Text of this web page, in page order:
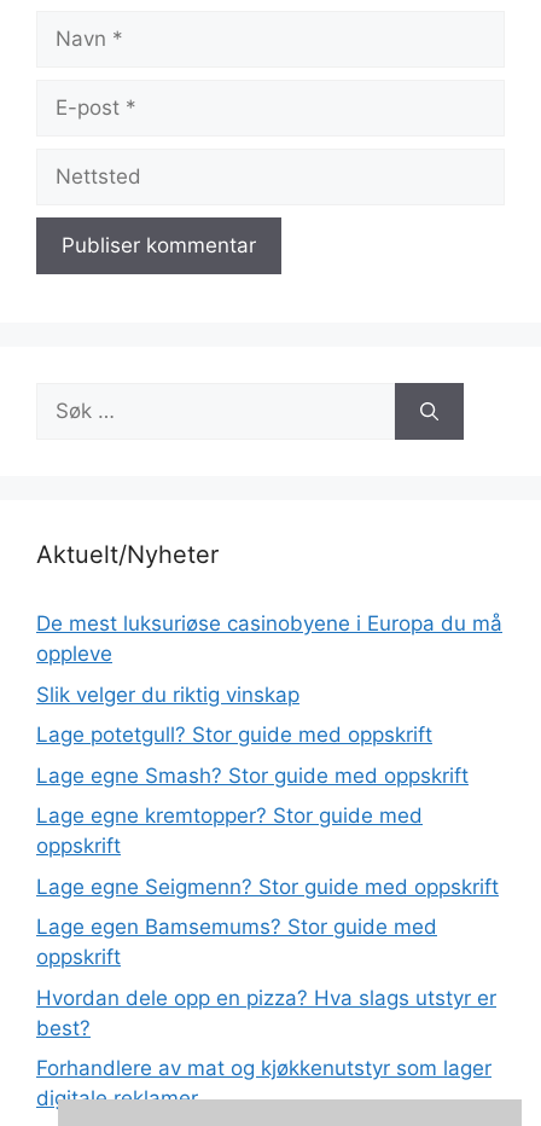
Navn
Nettsted
Søk
etter:
Aktuelt/Nyheter
De mest luksuriøse casinobyene i Europa du må
oppleve
Slik velger du riktig vinskap
Lage potetgull? Stor guide med oppskrift
Lage egne Smash? Stor guide med oppskrift
Lage egne kremtopper? Stor guide med
oppskrift
Lage egne Seigmenn? Stor guide med oppskrift
Lage egen Bamsemums? Stor guide med
oppskrift
Hvordan dele opp en pizza? Hva slags utstyr er
best?
Forhandlere av mat og kjøkkenutstyr som lager
digitale reklamer